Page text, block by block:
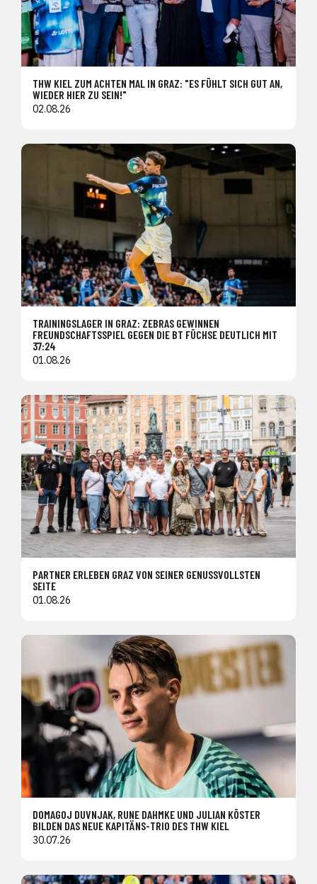
THW KIEL ZUM ACHTEN MAL IN GRAZ: "ES FÜHLT SICH GUT AN,
WIEDER HIER ZU SEIN!"
02.08.26
TRAININGSLAGER IN GRAZ: ZEBRAS GEWINNEN
FREUNDSCHAFTSSPIEL GEGEN DIE BT FÜCHSE DEUTLICH MIT
37:24
01.08.26
PARTNER ERLEBEN GRAZ VON SEINER GENUSSVOLLSTEN
SEITE
01.08.26
DOMAGOJ DUVNJAK, RUNE DAHMKE UND JULIAN KÖSTER
BILDEN DAS NEUE KAPITÄNS-TRIO DES THW KIEL
30.07.26